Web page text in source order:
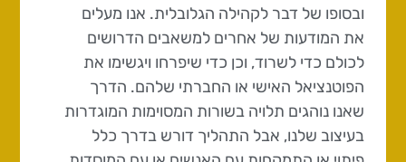
ובסופו של דבר לקהילה הגלובלית. אנו מעלים
את המודעות של אחרים למשאבים הדרושים
לכולם כדי לשרוד, וכן כדי שיפרחו ויגשימו את
הפוטנציאל האישי או החברתי שלהם. הדרך
שאנו נוהגים תלויה בשורות המסוימות המוגדרות
בעיצוב שלנו, אבל התהליך דורש בדרך כלל